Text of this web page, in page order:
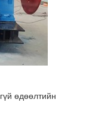
өдөөлтийн